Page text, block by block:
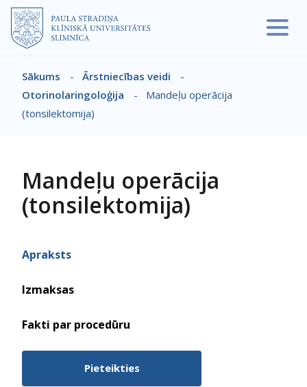
Pārlekt uz galveno saturu
Atpakaļceļš
Sākums - Ārstniecības veidi
-
Otorinolaringoloģija
-
Mandeļu operācija
(tonsilektomija)
Mandeļu operācija
(tonsilektomija)
Apraksts
Izmaksas
Fakti par procedūru
Pieteikties